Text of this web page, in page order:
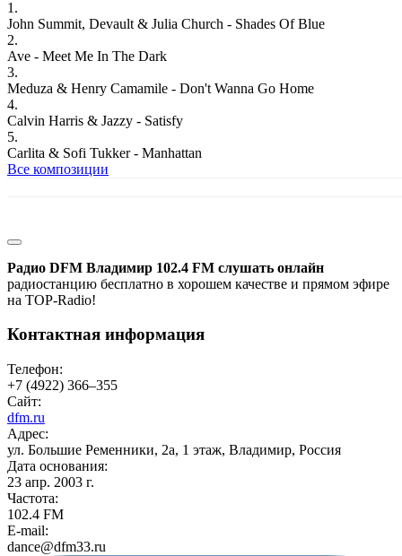
1.
John Summit, Devault & Julia Church - Shades Of Blue
2.
Ave - Meet Me In The Dark
3.
Meduza & Henry Camamile - Don't Wanna Go Home
4.
Calvin Harris & Jazzy - Satisfy
5.
Carlita & Sofi Tukker - Manhattan
Все композиции
Радио DFM Владимир 102.4 FM слушать онлайн
радиостанцию бесплатно в хорошем качестве и прямом эфире
на TOP-Radio!
Контактная информация
Телефон:
+7 (4922) 366‒355
Сайт:
dfm.ru
Адрес:
ул. Большие Ременники, 2а, 1 этаж, Владимир, Россия
Дата основания:
23 апр. 2003 г.
Частота:
102.4 FM
E-mail:
dance@dfm33.ru